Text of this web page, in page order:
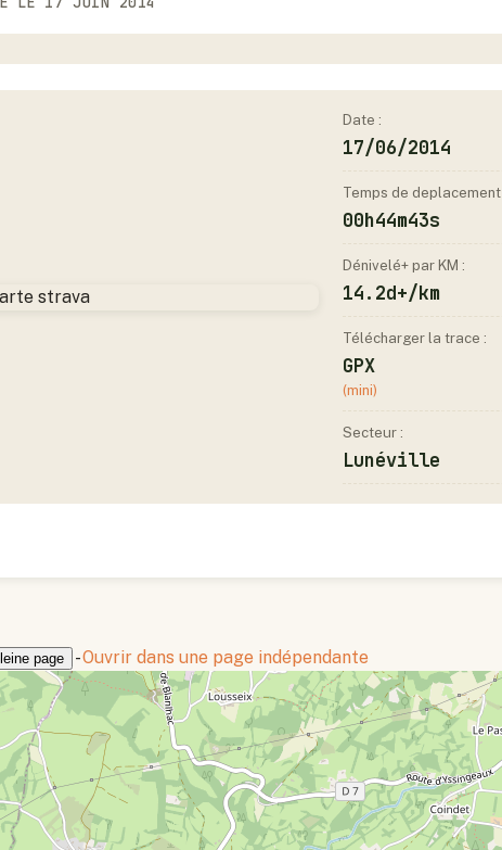
Date :
17/06/2014
Temps de deplacement
00h44m43s
Dénivelé+ par KM :
14.2d+/km
Télécharger la trace :
GPX
(mini)
Secteur :
Lunéville
page -Ouvrir dans une page indépendante